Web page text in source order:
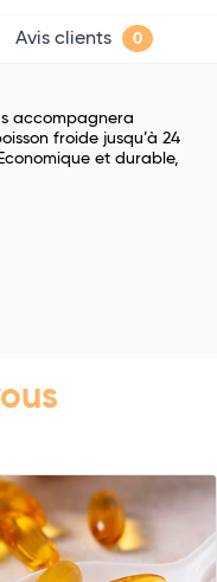
Avis clients 0
accompagnera
froide jusqu’à 24
et durable,